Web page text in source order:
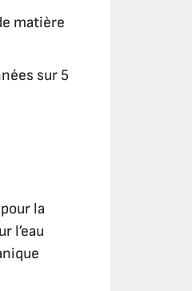
matière
sur 5
la
l’eau